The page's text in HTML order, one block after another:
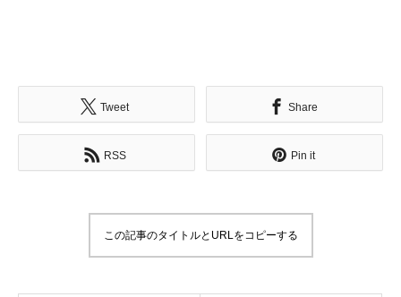
Tweet Share
RSS Pin it
この記事のタイトルとURLをコピーする